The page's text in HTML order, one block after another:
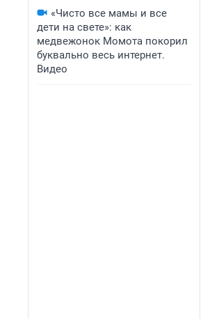
«Чисто все мамы и все
дети на свете»: как
медвежонок Момота покорил
буквально весь интернет.
Видео